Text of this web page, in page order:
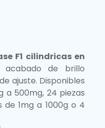
F1 cilindricas en
de brillo
ajuste. Disponibles
a 500mg, 24 piezas
de 1mg a 1000g o 4